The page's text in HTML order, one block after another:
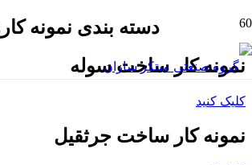
دسته بندی نمونه
نمونه کار ساخت سوله
کلیک کنید
نمونه کار ساخت جرثقیل